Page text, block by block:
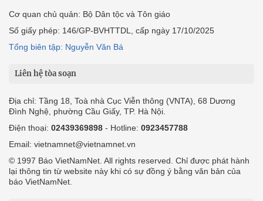
Cơ quan chủ quản: Bộ Dân tộc và Tôn giáo
Số giấy phép: 146/GP-BVHTTDL, cấp ngày 17/10/2025
Tổng biên tập: Nguyễn Văn Bá
Liên hệ tòa soạn
Địa chỉ: Tầng 18, Toà nhà Cục Viễn thông (VNTA), 68 Dương
Đình Nghệ, phường Cầu Giấy, TP. Hà Nội.
Điện thoại: 02439369898 - Hotline: 0923457788
Email: vietnamnet@vietnamnet.vn
© 1997 Báo VietNamNet. All rights reserved. Chỉ được phát hành
lại thông tin từ website này khi có sự đồng ý bằng văn bản của
báo VietNamNet.